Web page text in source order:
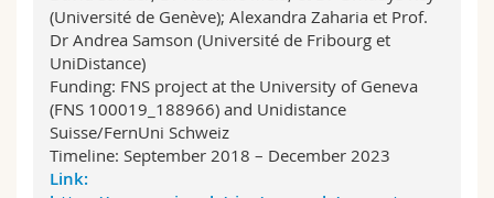
(Université de Genève); Alexandra Zaharia et Prof.
Dr Andrea Samson (Université de Fribourg et
UniDistance)
Funding: FNS project at the University of Geneva
(FNS 100019_188966) and Unidistance
Suisse/FernUni Schweiz
Timeline: September 2018 – December 2023
Link: